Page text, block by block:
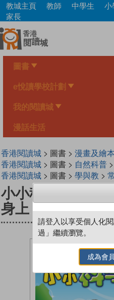
Skip
main
content
教城主頁 教師 中學生
小
家長
圖書
e悅讀學校計劃
我的閱讀城
漫話生活
香港閱讀城> 圖書 > 漫畫及繪本
香港閱讀城> 圖書 > 自然科普>
香港閱讀城> 圖書 > 學與教 >
小小科學家（第
身上？Who
請登入以享受個人化
過」繼續瀏覽。
成為會員